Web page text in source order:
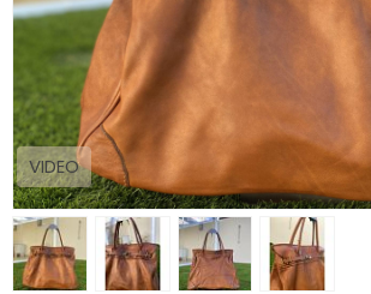
VIDEO